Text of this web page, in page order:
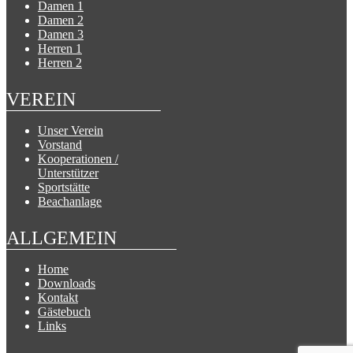
Damen 1
Damen 2
Damen 3
Herren 1
Herren 2
VEREIN
Unser Verein
Vorstand
Kooperationen /
Unterstützer
Sportstätte
Beachanlage
ALLGEMEIN
Home
Downloads
Kontakt
Gästebuch
Links